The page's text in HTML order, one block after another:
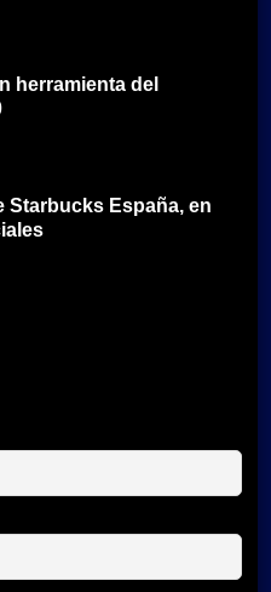
herramienta del
Starbucks España, en